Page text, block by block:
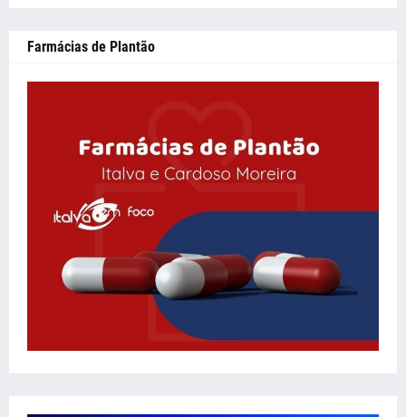
Farmácias de Plantão